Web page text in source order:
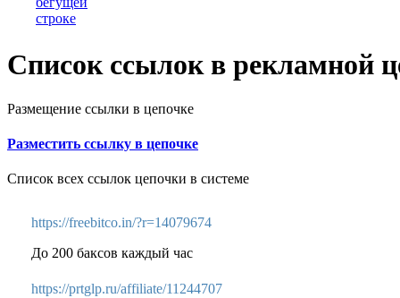
Список ссылок в рекламной
Размещение ссылки в цепочке
Разместить ссылку в цепочке
Список всех ссылок цепочки в системе
https://freebitco.in/?r=14079674
До 200 баксов каждый час
https://prtglp.ru/affiliate/11244707